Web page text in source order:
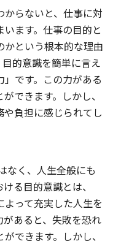
らないと、仕事に対
ます。仕事の目的と
という根本的な理由
的意識を簡単に言え
です。この力がある
できます。しかし、
負担に感じられてし
なく、人生全般にも
る目的意識とは、
よって充実した人生を
あると、失敗を恐れ
できます。しかし、